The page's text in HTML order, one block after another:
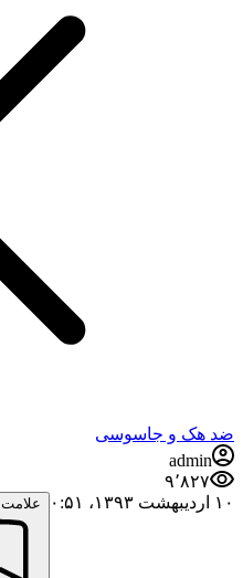
و جاسوسی
علامت گذاری